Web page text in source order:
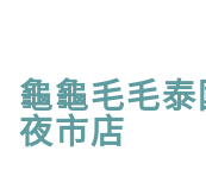
龜龜毛毛泰
夜市店